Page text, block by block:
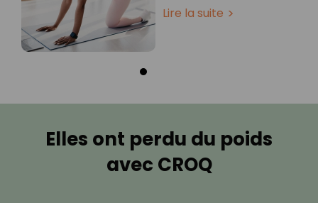
Lire la suite
Elles ont perdu du poids
avec CROQ